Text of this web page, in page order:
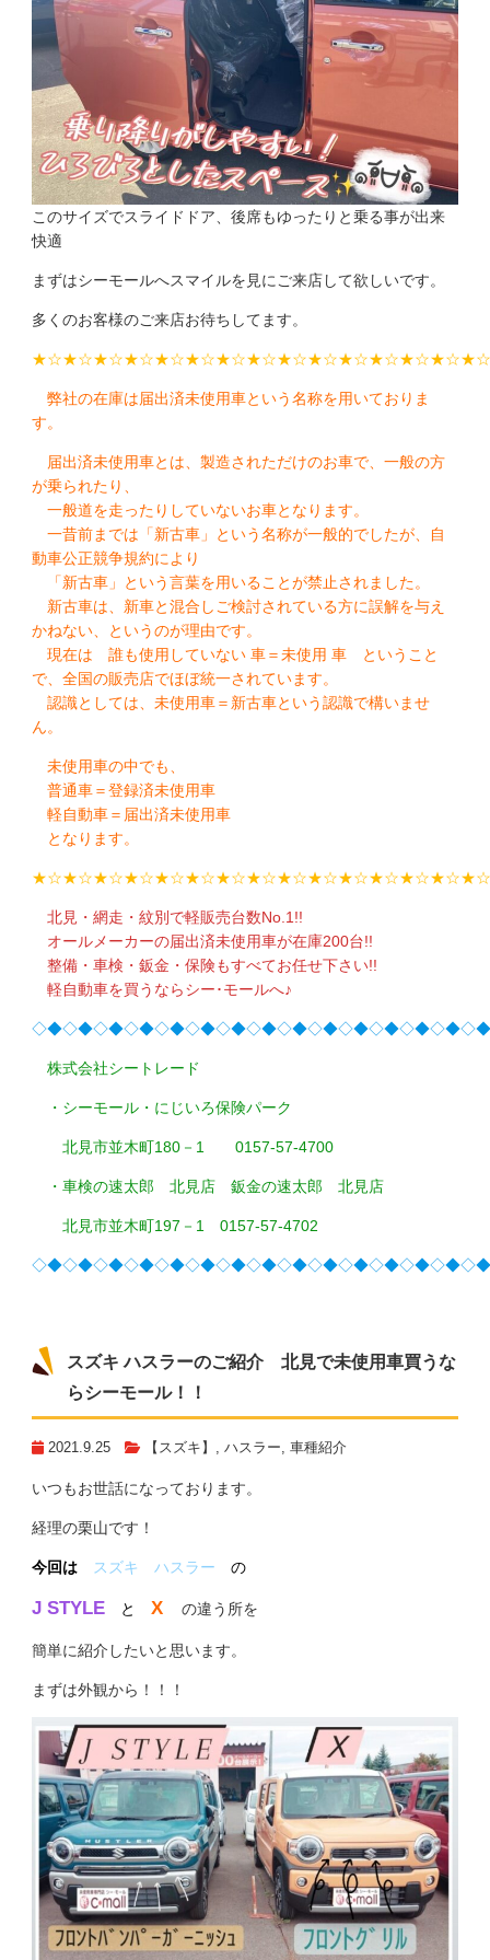
このサイズでスライドドア、後席もゆったりと乗る事が出来
快適
まずはシーモールへスマイルを見にご来店して欲しいです。
多くのお客様のご来店お待ちしてます。
弊社の在庫は届出済未使用車という名称を用いておりま
す。
届出済未使用車とは、製造されただけのお車で、一般の方
が乗られたり、
一般道を走ったりしていないお車となります。
一昔前までは「新古車」という名称が一般的でしたが、自
動車公正競争規約により
「新古車」という言葉を用いることが禁止されました。
新古車は、新車と混合しご検討されている方に誤解を与え
かねない、というのが理由です。
現在は 誰も使用していない 車＝未使用 車 ということ
で、全国の販売店でほぼ統一されています。
認識としては、未使用車＝新古車という認識で構いませ
ん。
未使用車の中でも、
普通車＝登録済未使用車
軽自動車＝届出済未使用車
となります。
北見・網走・紋別で軽販売台数No.1!!
オールメーカーの届出済未使用車が在庫200台!!
整備・車検・鈑金・保険もすべてお任せ下さい!!
軽自動車を買うならシー･モールへ♪
株式会社シートレード
・シーモール・にじいろ保険パーク
北見市並木町180－1 0157-57-4700
・車検の速太郎 北見店 鈑金の速太郎 北見店
北見市並木町197－1 0157-57-4702
スズキ ハスラーのご紹介 北見で未使用車買うな
らシーモール！！
2021.9.25 【スズキ】 ハスラー 車種紹介
いつもお世話になっております。
経理の栗山です！
今回は スズキ ハスラー の
J STYLE と X の違う所を
簡単に紹介したいと思います。
まずは外観から！！！